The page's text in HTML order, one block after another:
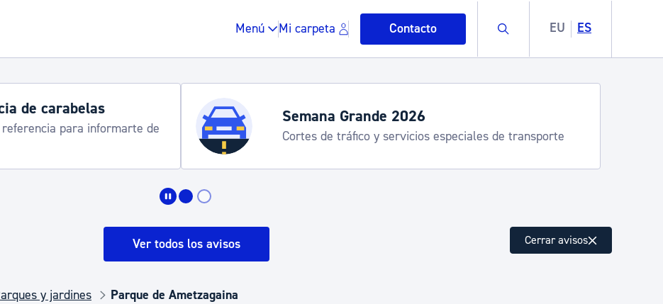
Menú Mi carpeta Contacto Buscar EU ES
Espacio público, residuos y medioambiente
de carabelas
para informarte de
Semana Grande 2026
Cortes de tráfico y servicios especiales de transporte
Ver todos los avisos Cerrar avisos
y jardines Parque de Ametzagaina